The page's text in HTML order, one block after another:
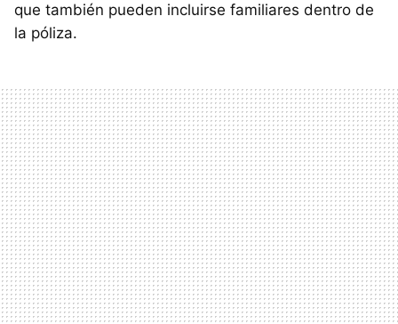
que también pueden incluirse familiares dentro de
la póliza.